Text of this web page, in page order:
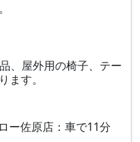
、屋外用の椅子、テー
ます。
ー佐原店：車で11分